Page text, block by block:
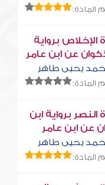
المادة:
الإخلاص برواية
عن ابن عامر
يحيى طاهر
المادة:
النصر برواية ابن
عن ابن عامر
يحيى طاهر
المادة: